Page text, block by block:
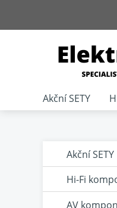
Akční SETY
Hi-Fi
AV
Akční SETY